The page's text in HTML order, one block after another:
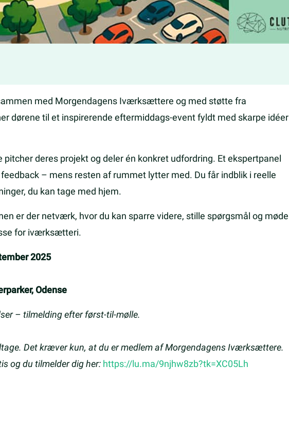
med Morgendagens Iværksættere og med støtte fra
dørene til et inspirerende eftermiddags-event fyldt med skarpe idéer
deres projekt og deler én konkret udfordring. Et ekspertpanel
– mens resten af rummet lytter med. Du får indblik i reelle
du kan tage med hjem.
er der netværk, hvor du kan sparre videre, stille spørgsmål og møde
for iværksætteri.
2025
Odense
– tilmelding efter først-til-mølle.
Det kræver kun, at du er medlem af Morgendagens Iværksættere.
og du tilmelder dig her: https://lu.ma/9njhw8zb?tk=XC05Lh